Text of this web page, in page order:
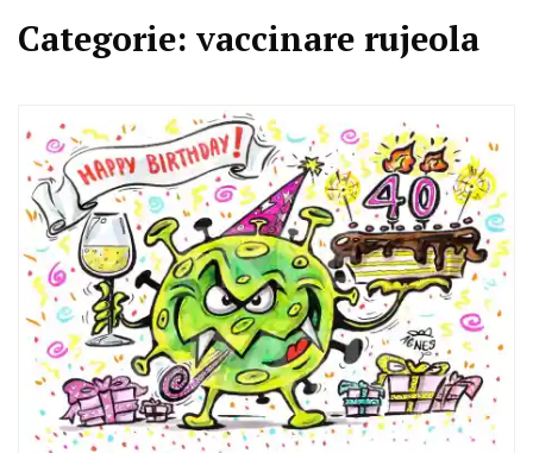
Categorie: vaccinare rujeola